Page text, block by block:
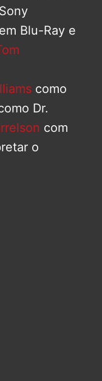
Blu-Ray e
como
Dr.
com
o